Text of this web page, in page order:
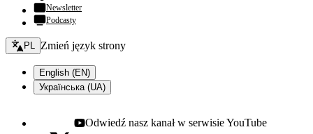
Newsletter
Podcasty
Zmień język - bieżący:
PL Zmień język strony
English (EN)
Українська (UA)
Youtube - otwiera się w nowej karcie
Odwiedź nasz kanał w serwisie YouTube